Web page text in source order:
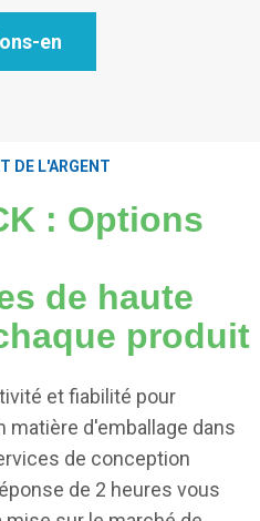
en
DE L'ARGENT
: Options
de haute
produit
et fiabilité pour
matière d'emballage dans
de conception
de 2 heures vous